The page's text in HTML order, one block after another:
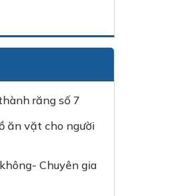
răng số 7
ăn vặt cho người
Chuyên gia